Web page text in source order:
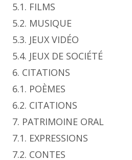
5.1. FILMS
5.2. MUSIQUE
5.3. JEUX VIDÉO
5.4. JEUX DE SOCIÉTÉ
6. CITATIONS
6.1. POÈMES
6.2. CITATIONS
7. PATRIMOINE ORAL
7.1. EXPRESSIONS
7.2. CONTES